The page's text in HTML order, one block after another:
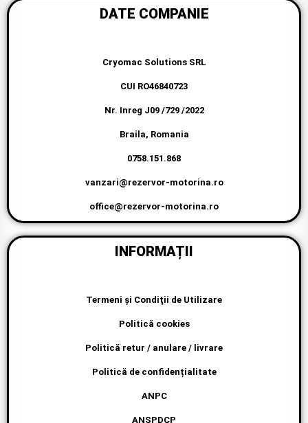
DATE COMPANIE
Cryomac Solutions SRL
CUI RO46840723
Nr. Inreg J09 /729 /2022
Braila, Romania
0758.151.868
vanzari@rezervor-motorina.ro
office@rezervor-motorina.ro
INFORMAȚII
Termeni şi Condiţii de Utilizare
Politică cookies
Politică retur / anulare / livrare
Politică de confidențialitate
ANPC
ANSPDCP